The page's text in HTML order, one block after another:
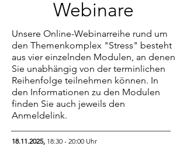
Webinare
Unsere Online-Webinarreihe rund um
den Themenkomplex "Stress" besteht
aus vier einzelnden Modulen, an denen
Sie unabhängig von der terminlichen
Reihenfolge teilnehmen können. In
den Informationen zu den Modulen
finden Sie auch jeweils den
Anmeldelink.
18.11.2025, 18:30 - 20:00 Uhr